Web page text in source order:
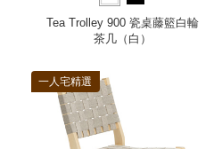
Tea Trolley 900 瓷桌藤籃白輪
茶几（白）
一人宅精選